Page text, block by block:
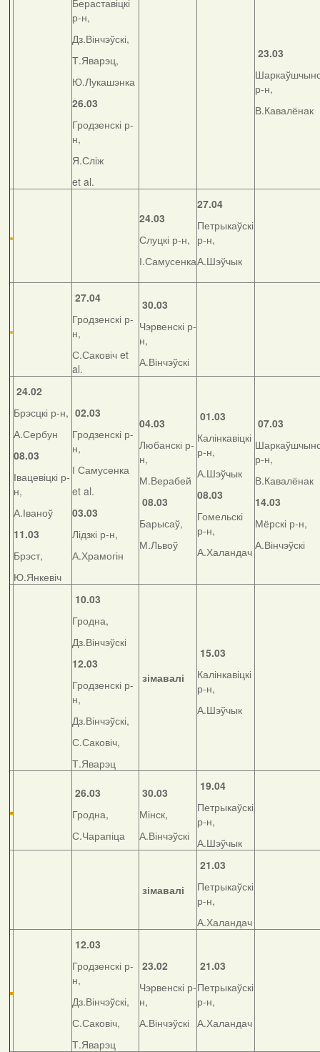
Бераставіцкі
р-н,
Дз.Вінчэўскі,
Т.Яварэц,
Ю.Лукашэнка
26.03
Гродзенскі р-
н,
Я.Сліж
et al.
23.03
р-н,
В.Кавалёнак
24.03
Слуцкі р-н,
І.Самусенка
27.04
Петрыкаўскі
р-н,
А.Шэўчык
27.04
Гродзенскі р-
н,
С.Саковіч et
al.
30.03
Чэрвенскі р-
н,
А.Вінчэўскі
24.02
Брэсцкі р-н,
А.Сербун
08.03
Івацевіцкі р-
н,
А.Іваноў
11.03
Брэст,
Ю.Янкевіч
02.03
Гродзенскі р-
н,
І Самусенка
et al.
03.03
Лідзкі р-н,
А.Храмогін
04.03
Любанскі р-
н,
М.Верабей
08.03
Барысаў,
М.Львоў
01.03
Калінкавіцкі
р-н,
А.Шэўчык
08.03
Гомельскі
р-н,
А.Халандач
07.03
р-н,
В.Кавалёнак
14.03
Мёрскі р-н,
А.Вінчэўскі
10.03
Гродна,
Дз.Вінчэўскі
12.03
Гродзенскі р-
н,
Дз.Вінчэўскі,
С.Саковіч,
Т.Яварэц
зімавалі
15.03
Калінкавіцкі
р-н,
А.Шэўчык
26.03
Гродна,
С.Чарапіца
30.03
Мінск,
А.Вінчэўскі
19.04
Петрыкаўскі
р-н,
А.Шэўчык
зімавалі
21.03
Петрыкаўскі
р-н,
А.Халандач
12.03
Гродзенскі р-
н,
Дз.Вінчэўскі,
С.Саковіч,
Т.Яварэц
23.02
Чэрвенскі р-
н,
А.Вінчэўскі
21.03
Петрыкаўскі
р-н,
А.Халандач